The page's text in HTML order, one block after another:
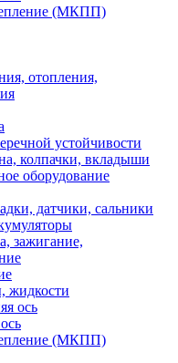
(МКПП)
отопления,
устойчивости
колпачки, вкладыши
оборудование
датчики, сальники
зажигание,
жидкости
ось
(МКПП)